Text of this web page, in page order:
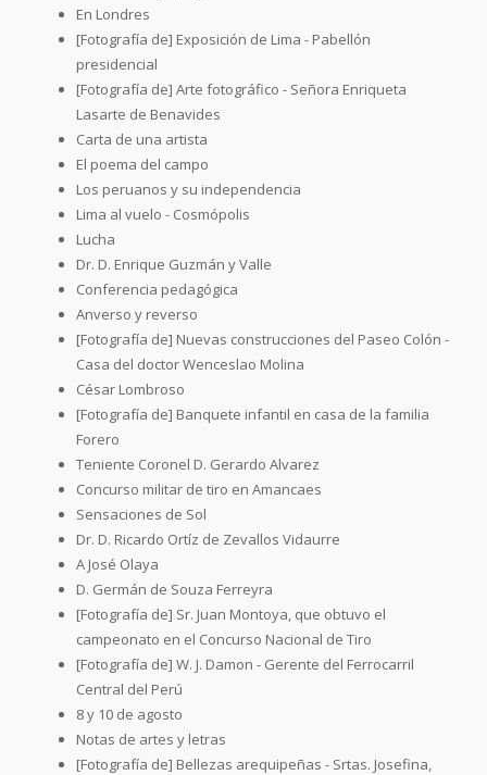
En Londres
[Fotografía de] Exposición de Lima - Pabellón
presidencial
[Fotografía de] Arte fotográfico - Señora Enriqueta
Lasarte de Benavides
Carta de una artista
El poema del campo
Los peruanos y su independencia
Lima al vuelo - Cosmópolis
Lucha
Dr. D. Enrique Guzmán y Valle
Conferencia pedagógica
Anverso y reverso
[Fotografía de] Nuevas construcciones del Paseo Colón -
Casa del doctor Wenceslao Molina
César Lombroso
[Fotografía de] Banquete infantil en casa de la familia
Forero
Teniente Coronel D. Gerardo Alvarez
Concurso militar de tiro en Amancaes
Sensaciones de Sol
Dr. D. Ricardo Ortíz de Zevallos Vidaurre
A José Olaya
D. Germán de Souza Ferreyra
[Fotografía de] Sr. Juan Montoya, que obtuvo el
campeonato en el Concurso Nacional de Tiro
[Fotografía de] W. J. Damon - Gerente del Ferrocarril
Central del Perú
8 y 10 de agosto
Notas de artes y letras
[Fotografía de] Bellezas arequipeñas - Srtas. Josefina,